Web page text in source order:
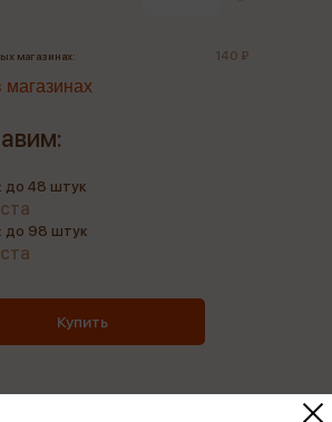
магазинах: 140 ₽
магазинах
до 48 штук
до 98 штук
Купить